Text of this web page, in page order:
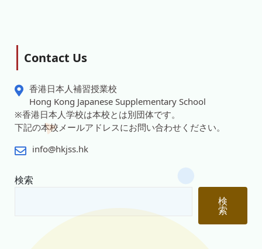
Contact Us
香港日本人補習授業校
Hong Kong Japanese Supplementary School
※香港日本人学校は本校とは別団体です。
下記の本校メールアドレスにお問い合わせください。
info@hkjss.hk
検索
検
索